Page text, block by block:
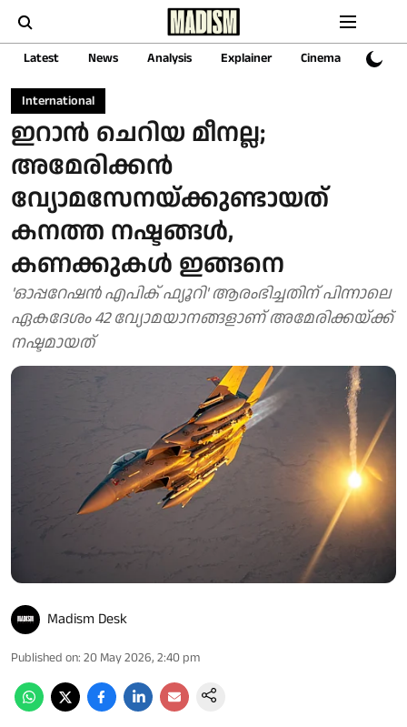
Latest News Analysis Explainer Cinema Sports
International
ഇറാൻ ചെറിയ മീനല്ല;
അമേരിക്കൻ
വ്യോമസേനയ്ക്കുണ്ടായത്
കനത്ത നഷ്ടങ്ങൾ,
കണക്കുകൾ ഇങ്ങനെ
'ഓപ്പറേഷന്‍ എപിക് ഫ്യൂറി' ആരംഭിച്ചതിന് പിന്നാലെ
ഏകദേശം 42 വ്യോമയാനങ്ങളാണ് അമേരിക്കയ്ക്ക്
നഷ്ടമായത്
Madism Desk
Published on: 20 May 2026, 2:40 pm